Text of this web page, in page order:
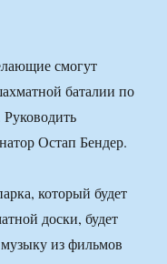
смогут
баталии по
Остап Бендер.
который будет
доски, будет
из фильмов